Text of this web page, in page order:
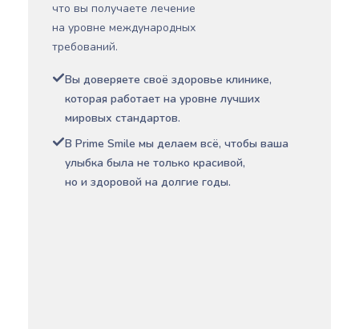
что вы получаете лечение
на уровне международных
требований.
Вы доверяете своё здоровье клинике,
которая работает на уровне лучших
мировых стандартов.
В Prime Smile мы делаем всё, чтобы ваша
улыбка была не только красивой,
но и здоровой на долгие годы.